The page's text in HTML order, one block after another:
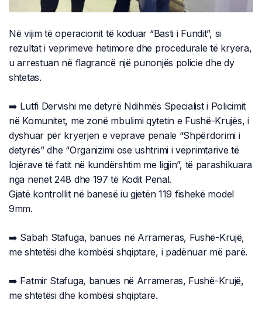
Në vijim të operacionit të koduar “Basti i Fundit”, si
rezultat i veprimeve hetimore dhe procedurale të kryera,
u arrestuan në flagrancë një punonjës policie dhe dy
shtetas.
➡️ Lutfi Dervishi me detyrë Ndihmës Specialist i Policimit
në Komunitet, me zonë mbulimi qytetin e Fushë-Krujës, i
dyshuar për kryerjen e veprave penale “Shpërdorimi i
detyrës” dhe “Organizimi ose ushtrimi i veprimtarive të
lojërave të fatit në kundërshtim me ligjin”, të parashikuara
nga nenet 248 dhe 197 të Kodit Penal.
Gjatë kontrollit në banesë iu gjetën 119 fishekë model
9mm.
➡️ Sabah Stafuga, banues në Arrameras, Fushë-Krujë,
me shtetësi dhe kombësi shqiptare, i padënuar më parë.
➡️ Fatmir Stafuga, banues në Arrameras, Fushë-Krujë,
me shtetësi dhe kombësi shqiptare.